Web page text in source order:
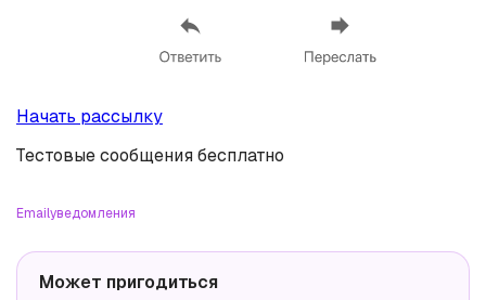
Начать рассылку
Тестовые сообщения бесплатно
Emailуведомления
Может пригодиться